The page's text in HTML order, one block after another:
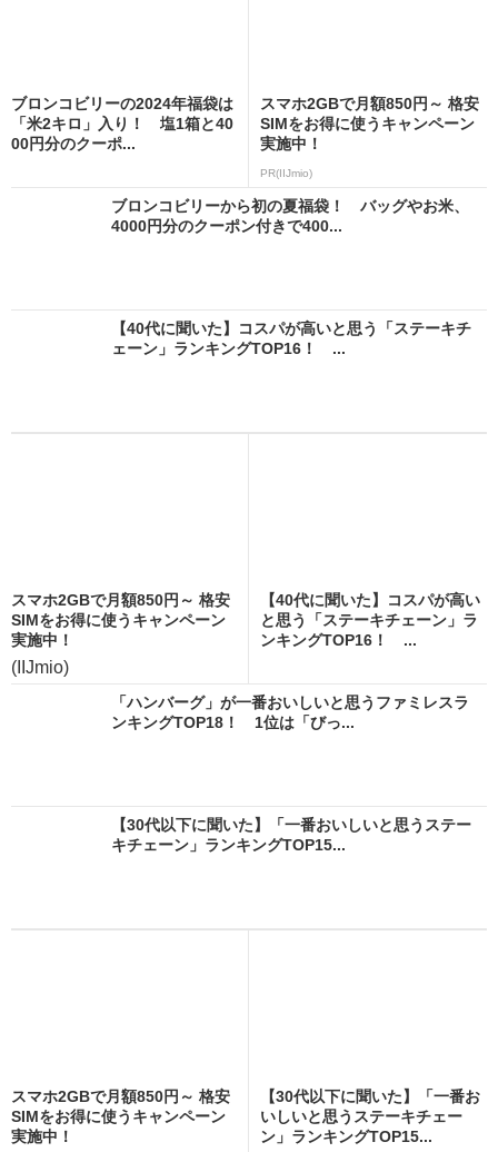
ブロンコビリーの2024年福袋は
「米2キロ」入り！ 塩1箱と40
00円分のクーポ...
スマホ2GBで月額850円～ 格安
SIMをお得に使うキャンペーン
実施中！
PR(IIJmio)
ブロンコビリーから初の夏福袋！ バッグやお米、
4000円分のクーポン付きで400...
【40代に聞いた】コスパが高いと思う「ステーキチ
ェーン」ランキングTOP16！ ...
スマホ2GBで月額850円～ 格安
SIMをお得に使うキャンペーン
実施中！
(IIJmio)
【40代に聞いた】コスパが高い
と思う「ステーキチェーン」ラ
ンキングTOP16！ ...
「ハンバーグ」が一番おいしいと思うファミレスラ
ンキングTOP18！ 1位は「びっ...
【30代以下に聞いた】「一番おいしいと思うステー
キチェーン」ランキングTOP15...
スマホ2GBで月額850円～ 格安
SIMをお得に使うキャンペーン
実施中！
【30代以下に聞いた】「一番お
いしいと思うステーキチェー
ン」ランキングTOP15...